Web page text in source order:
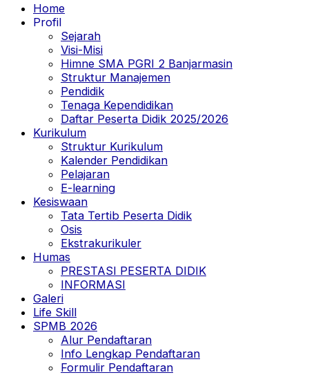
Home
Profil
Sejarah
Visi-Misi
Himne SMA PGRI 2 Banjarmasin
Struktur Manajemen
Pendidik
Tenaga Kependidikan
Daftar Peserta Didik 2025/2026
Kurikulum
Struktur Kurikulum
Kalender Pendidikan
Pelajaran
E-learning
Kesiswaan
Tata Tertib Peserta Didik
Osis
Ekstrakurikuler
Humas
PRESTASI PESERTA DIDIK
INFORMASI
Galeri
Life Skill
SPMB 2026
Alur Pendaftaran
Info Lengkap Pendaftaran
Formulir Pendaftaran